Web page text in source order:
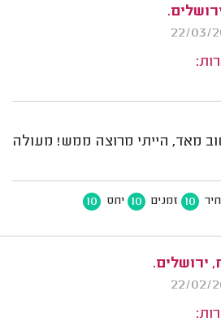
מאד, הייתי מרוצה ממש! מעולה
10 זמנים 10 יחס 10
ירושלים.